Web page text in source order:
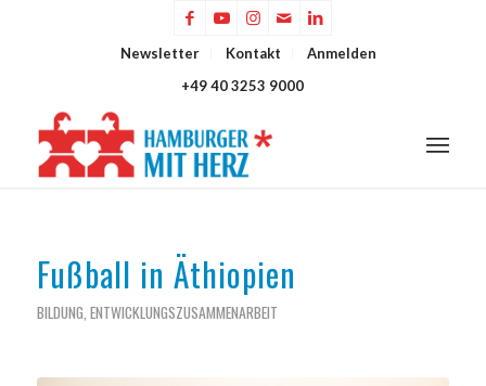
Newsletter Kontakt
Anmelden
+49 40 3253 9000
Fußball in Äthiopien
BILDUNG, ENTWICKLUNGSZUSAMMENARBEIT